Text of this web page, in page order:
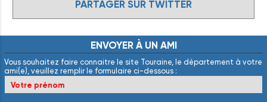
PARTAGER SUR TWITTER
ENVOYER À UN AMI
Vous souhaitez faire connaitre le site Touraine, le département à votre
ami(e), veuillez remplir le formulaire ci-dessous :